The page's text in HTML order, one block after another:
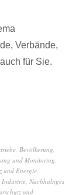
Verbände,
für Sie.
, Bevölkerung,
und Monitoring,
und Energie,
Industrie, Nachhaltiges
und